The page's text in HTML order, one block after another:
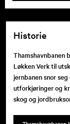
Historie
Thamshavnbanen
Løkken Verk til
jernbanen snor
utforkjøringer og
skog og